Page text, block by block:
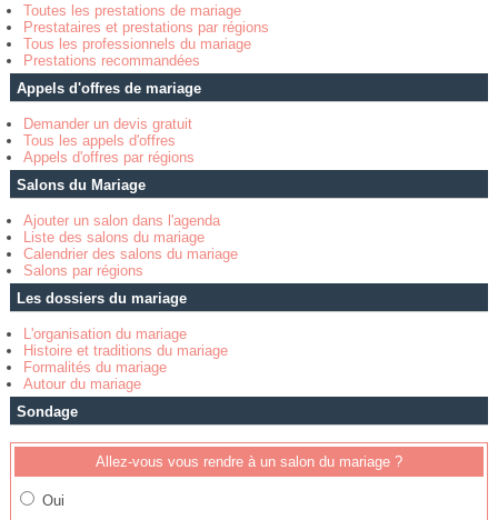
Toutes les prestations de mariage
Prestataires et prestations par régions
Tous les professionnels du mariage
Prestations recommandées
Appels d'offres de mariage
Demander un devis gratuit
Tous les appels d'offres
Appels d'offres par régions
Salons du Mariage
Ajouter un salon dans l'agenda
Liste des salons du mariage
Calendrier des salons du mariage
Salons par régions
Les dossiers du mariage
L'organisation du mariage
Histoire et traditions du mariage
Formalités du mariage
Autour du mariage
Sondage
Allez-vous vous rendre à un salon du mariage ?
Oui